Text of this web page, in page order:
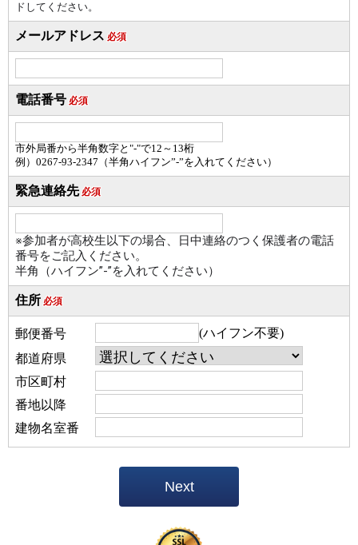
ドしてください。
メールアドレス 必須
電話番号 必須
市外局番から半角数字と"-"で12～13桁
例）0267-93-2347 （半角ハイフン”-”を入れてください）
緊急連絡先 必須
※参加者が高校生以下の場合、日中連絡のつく 保護者の電話
番号をご記入ください。
半角（ハイフン”-”を入れてください）
住所 必須
郵便番号
(ハイフン不要)
都道府県
市区町村
番地以降
建物名室番
Next